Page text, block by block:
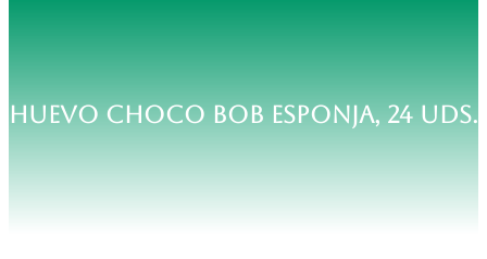
HUEVO CHOCO BOB ESPONJA, 24 UDS.